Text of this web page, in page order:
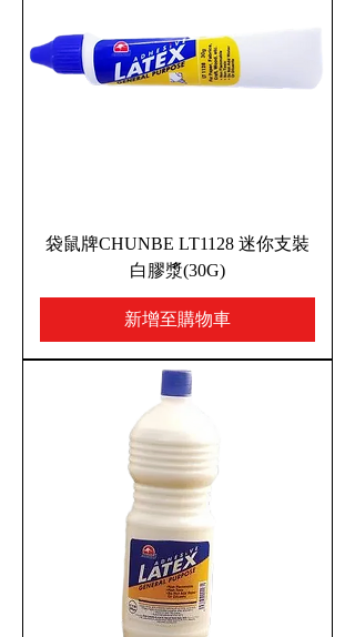
袋鼠牌CHUNBE LT1128 迷你支裝
白膠漿(30G)
新增至購物車